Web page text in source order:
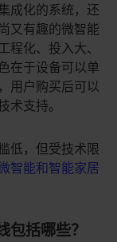
成化的系统，还
又有趣的微智能
化、投入大、
在于设备可以单
用户购买后可以
术支持。
低，但受技术限
智能和智能家居
括哪些？